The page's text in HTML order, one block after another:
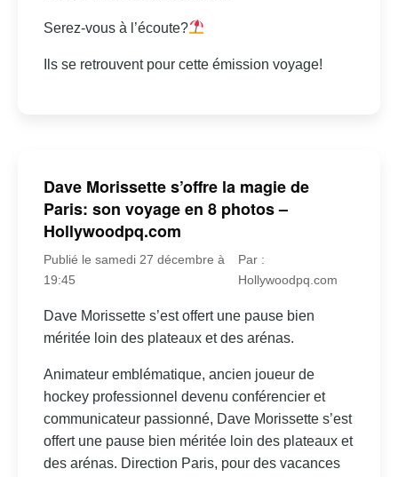
Serez-vous à l’écoute?
Ils se retrouvent pour cette émission voyage!
Dave Morissette s’offre la magie de
Paris: son voyage en 8 photos –
Hollywoodpq.com
Publié le samedi 27 décembre à
19:45
Par :
Hollywoodpq.com
Dave Morissette s’est offert une pause bien
méritée loin des plateaux et des arénas.
Animateur emblématique, ancien joueur de
hockey professionnel devenu conférencier et
communicateur passionné, Dave Morissette s’est
offert une pause bien méritée loin des plateaux et
des arénas. Direction Paris, pour des vacances